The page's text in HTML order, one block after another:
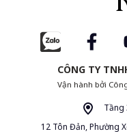
CÔNG TY
Vận hành bởi
Tầng
12 Tôn Đản, Phường